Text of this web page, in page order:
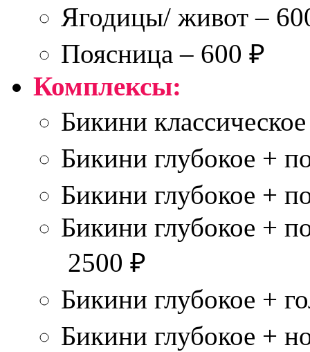
Ягодицы/ живот –
Поясница – 600 ₽
Комплексы:
Бикини
Бикини глубокое +
Бикини глубокое +
Бикини глубокое +
2500 ₽
Бикини глубокое +
Бикини глубокое +